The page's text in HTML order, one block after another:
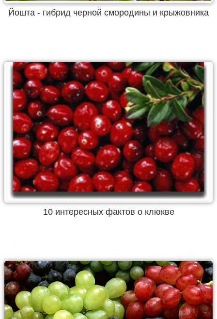
Йошта - гибрид черной смородины и крыжовника
10 интересных фактов о клюкве